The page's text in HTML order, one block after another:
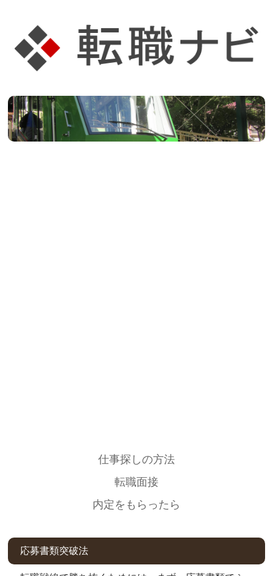
仕事探しの方法
転職面接
内定をもらったら
応募書類突破法